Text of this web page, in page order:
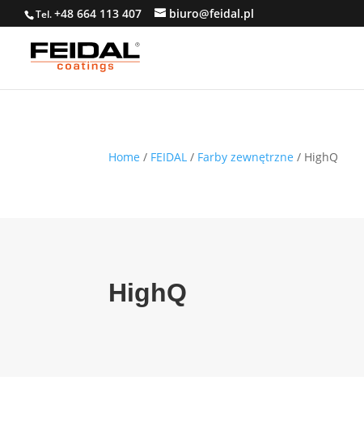
Tel.+48 664 113 407 biuro@feidal.pl
Home / FEIDAL / Farby zewnętrzne / HighQ
HighQ